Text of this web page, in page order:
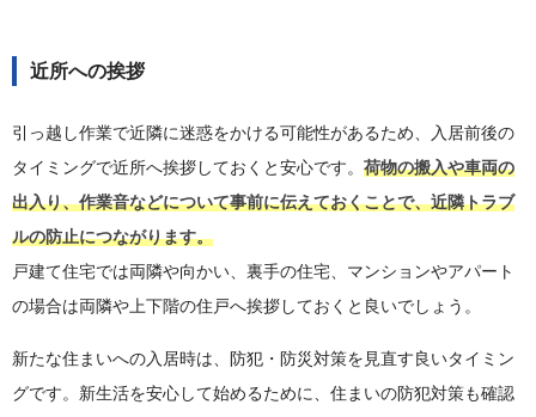
近所への挨拶
引っ越し作業で近隣に迷惑をかける可能性があるため、入居前後の
タイミングで近所へ挨拶しておくと安心です。 荷物の搬入や車両の
出入り、作業音などについて事前に伝えておくことで、近隣トラブ
ルの防止につながります。
戸建て住宅では両隣や向かい、裏手の住宅、マンションやアパート
の場合は両隣や上下階の住戸へ挨拶しておくと良いでしょう。
新たな住まいへの入居時は、防犯・防災対策を見直す良いタイミン
グです。新生活を安心して始めるために、住まいの防犯対策も確認